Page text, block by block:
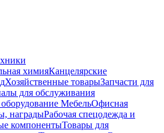
химияКанцелярские
Хозяйственные товарыЗапчасти для
для обслуживания
МебельОфисная
наградыРабочая спецодежда и
компонентыТовары для